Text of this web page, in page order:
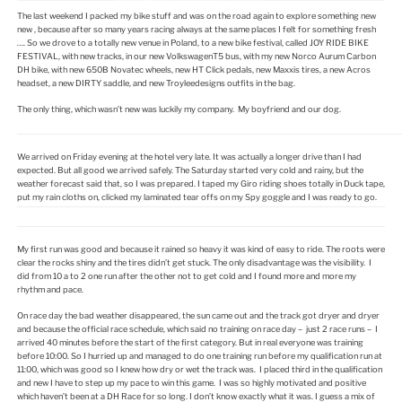
The last weekend I packed my bike stuff and was on the road again to explore something new
new , because after so many years racing always at the same places I felt for something fresh
…. So we drove to a totally new venue in Poland, to a new bike festival, called JOY RIDE BIKE
FESTIVAL, with new tracks, in our new VolkswagenT5 bus, with my new Norco Aurum Carbon
DH bike, with new 650B Novatec wheels, new HT Click pedals, new Maxxis tires, a new Acros
headset, a new DIRTY saddle, and new Troyleedesigns outfits in the bag.
The only thing, which wasn’t new was luckily my company. My boyfriend and our dog.
We arrived on Friday evening at the hotel very late. It was actually a longer drive than I had
expected. But all good we arrived safely. The Saturday started very cold and rainy, but the
weather forecast said that, so I was prepared. I taped my Giro riding shoes totally in Duck tape,
put my rain cloths on, clicked my laminated tear offs on my Spy goggle and I was ready to go.
My first run was good and because it rained so heavy it was kind of easy to ride. The roots were
clear the rocks shiny and the tires didn’t get stuck. The only disadvantage was the visibility. I
did from 10 a to 2 one run after the other not to get cold and I found more and more my
rhythm and pace.
On race day the bad weather disappeared, the sun came out and the track got dryer and dryer
and because the official race schedule, which said no training on race day – just 2 race runs – I
arrived 40 minutes before the start of the first category. But in real everyone was training
before 10:00. So I hurried up and managed to do one training run before my qualification run at
11:00, which was good so I knew how dry or wet the track was. I placed third in the qualification
and new I have to step up my pace to win this game. I was so highly motivated and positive
which haven’t been at a DH Race for so long. I don’t know exactly what it was. I guess a mix of